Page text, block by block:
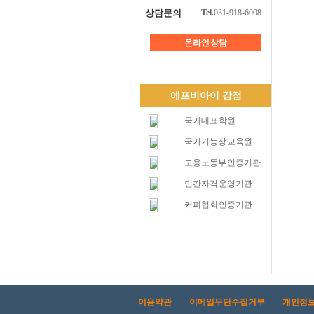
상담문의 Tel.031-918-6008
온라인 상담
에프비아이 강점
국가대표 학원
국가기능장 교육원
고용노동부 인증기관
민간자격 운영기관
커피협회 인증기관
이용약관 이메일무단수집거부 개인정